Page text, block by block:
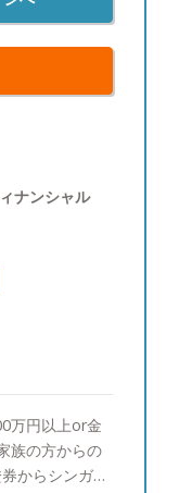
ナンシャル
万円以上or金
族の方からの
からシンガポ